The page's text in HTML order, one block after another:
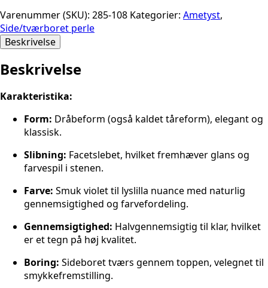
Varenummer (SKU): 285-108 Kategorier: Ametyst,
Side/tværboret perle
Beskrivelse
Beskrivelse
Karakteristika:
Form: Dråbeform (også kaldet tåreform), elegant og
klassisk.
Slibning: Facetslebet, hvilket fremhæver glans og
farvespil i stenen.
Farve: Smuk violet til lyslilla nuance med naturlig
gennemsigtighed og farvefordeling.
Gennemsigtighed: Halvgennemsigtig til klar, hvilket
er et tegn på høj kvalitet.
Boring: Sideboret tværs gennem toppen, velegnet til
smykkefremstilling.